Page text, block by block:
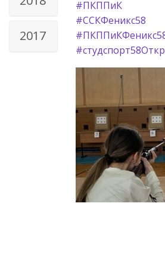
2017
#ПКППиК
#ССКФеникс58
#студспорт58